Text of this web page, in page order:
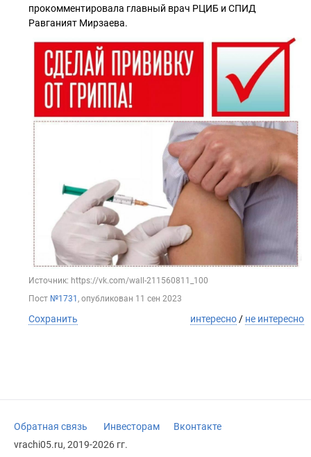
прокомментировала главный врач РЦИБ и СПИД
Равганият Мирзаева.
Источник: https://vk.com/wall-211560811_100
Пост №1731 , опубликован 11 сен 2023
Сохранить интересно/ не интересно
Обратная связь Инвесторам
Вконтакте
vrachi05.ru, 2019-2026 гг.